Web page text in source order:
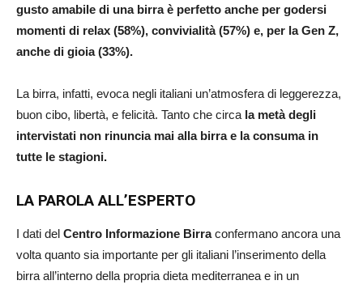
gusto amabile di una birra è perfetto anche per godersi
momenti di relax (58%), convivialità (57%) e, per la Gen Z,
anche di gioia (33%).
La birra, infatti, evoca negli italiani un’atmosfera di leggerezza,
buon cibo, libertà, e felicità. Tanto che circa la metà degli
intervistati non rinuncia mai alla birra e la consuma in
tutte le stagioni.
LA PAROLA ALL’ESPERTO
I dati del Centro Informazione Birraconfermano ancora una
volta quanto sia importante per gli italiani l’inserimento della
birra all’interno della propria dieta mediterranea e in un